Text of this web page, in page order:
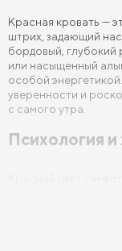
Кровати 160х200
Кровати 180х200
Кровати с
Кровати для
Красная кровать —
штрих, задающий
бордовый, глубокий
или насыщенный
особой
уверенности и
с самого утра.
Психология и